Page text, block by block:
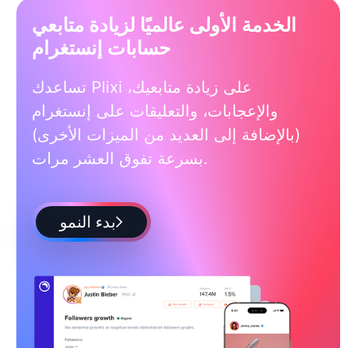
الخدمة الأولى عالميًا لزيادة متابعي
حسابات إنستغرام
تساعدك Plixi على زيادة متابعيك،
والإعجابات، والتعليقات على إنستغرام
(بالإضافة إلى العديد من الميزات الأخرى)
بسرعة تفوق العشر مرات.
بدء النمو